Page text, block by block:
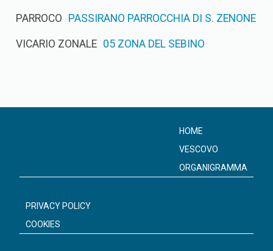
PARROCO PASSIRANO PARROCCHIA DI S. ZENONE
VICARIO ZONALE 05 ZONA DEL SEBINO
HOME
VESCOVO
ORGANIGRAMMA
PRIVACY POLICY
COOKIES